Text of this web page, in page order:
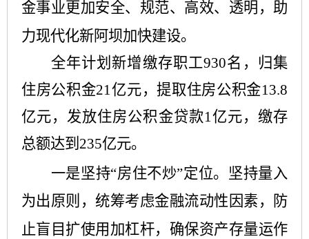
金事业更加安全、规范、高效、透明，助
力现代化新阿坝加快建设。
全年计划新增缴存职工930名，归集
住房公积金21亿元，提取住房公积金13.8
亿元，发放住房公积金贷款1亿元，缴存
总额达到235亿元。
一是坚持“房住不炒”定位。坚持量入
为出原则，统筹考虑金融流动性因素，防
止盲目扩使用加杠杆，确保资产存量运作